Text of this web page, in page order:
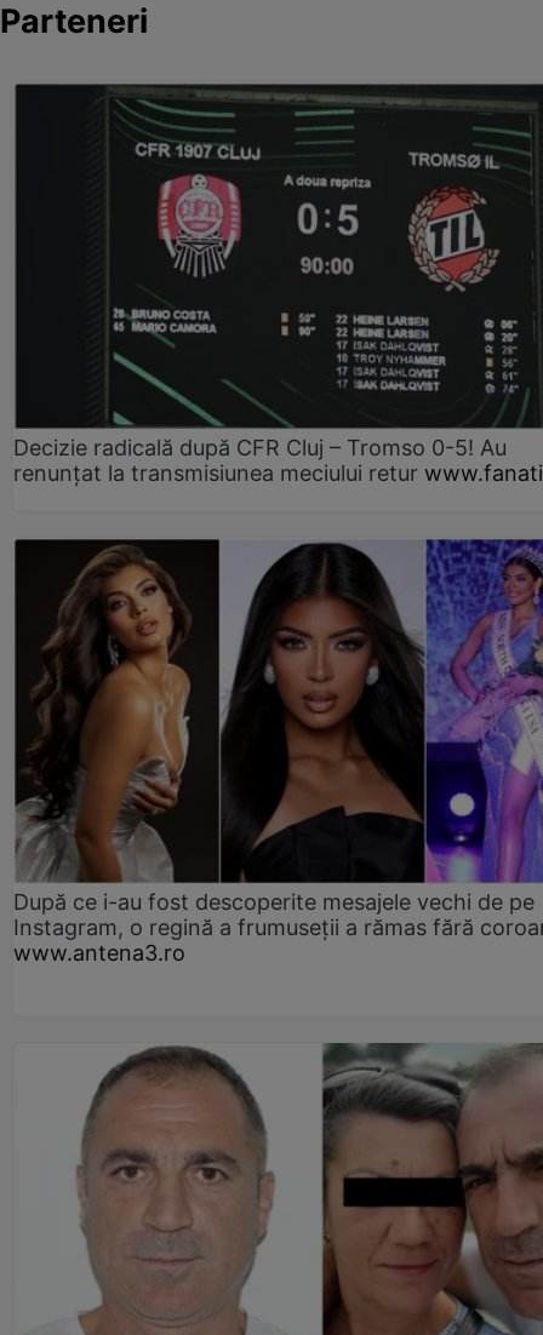
Parteneri
Decizie radicală după CFR Cluj – Tromso 0-5! Au
renunțat la transmisiunea meciului retur
După ce i-au fost descoperite mesajele vechi de pe
Instagram, o regină a frumuseții a rămas fără
www.antena3.ro